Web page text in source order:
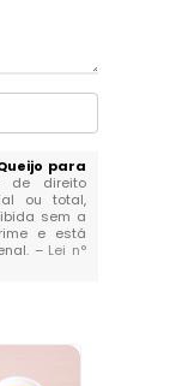
para
de direito
ou total,
sem a
e está
– Lei n°